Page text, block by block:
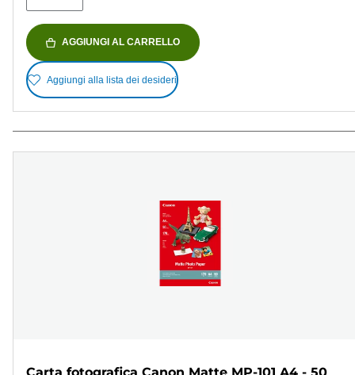
AGGIUNGI AL CARRELLO
Aggiungi alla lista dei desideri